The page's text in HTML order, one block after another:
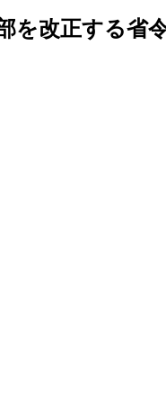
を改正する省